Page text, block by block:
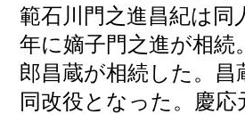
範石川門之進昌紀は
年に嫡子門之進が相続
郎昌蔵が相続した。昌
同改役となった。慶